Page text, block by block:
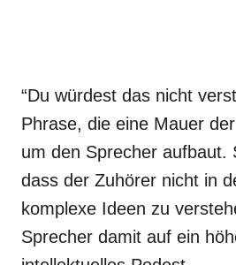
“Du würdest das nicht
Phrase, die eine Mauer
um den Sprecher aufbaut.
dass der Zuhörer nicht in
komplexe Ideen zu
Sprecher damit auf ein